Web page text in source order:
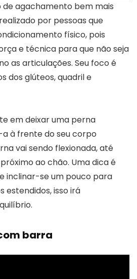
de agachamento bem mais
por pessoas que
físico, pois
e técnica para que não seja
as articulações. Seu foco é
dos glúteos, quadril e
em deixar uma perna
à frente do seu corpo
vai sendo flexionada, até
ao chão. Uma dica é
inclinar-se um pouco para
estendidos, isso irá
barra